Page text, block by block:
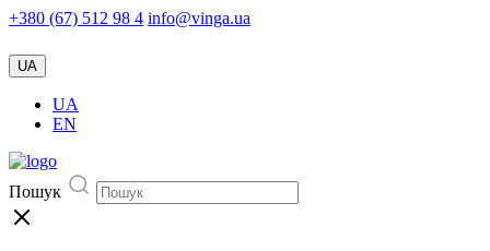
+380 (67) 512 98 4 info@vinga.ua
UA
UA
EN
Пошук